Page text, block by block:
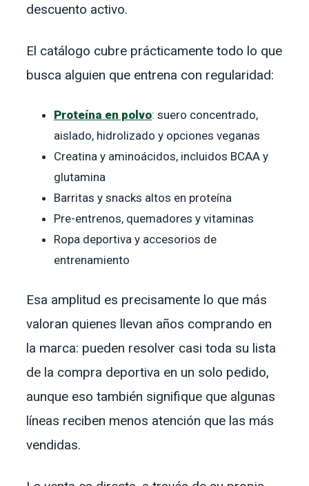
descuento activo.
El catálogo cubre prácticamente todo lo que
busca alguien que entrena con regularidad:
Proteína en polvo: suero concentrado,
aislado, hidrolizado y opciones veganas
Creatina y aminoácidos, incluidos BCAA y
glutamina
Barritas y snacks altos en proteína
Pre-entrenos, quemadores y vitaminas
Ropa deportiva y accesorios de
entrenamiento
Esa amplitud es precisamente lo que más
valoran quienes llevan años comprando en
la marca: pueden resolver casi toda su lista
de la compra deportiva en un solo pedido,
aunque eso también signifique que algunas
líneas reciben menos atención que las más
vendidas.